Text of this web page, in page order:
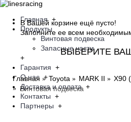
Главная +
Продукты
Винтовая подвеска
Запасные части
+
Гарантия +
О нас +
Доставка и оплата +
Контакты +
Партнеры +
В Вашей корзине ещё пусто!
Заполните ее всем
ВЫБЕРИТЕ
Главная Toyota MARK II
X90
Винтовая подвеска